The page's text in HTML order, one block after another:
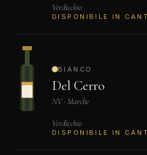
Verdicchio
DISPONIBILE IN
BIANCO
Del Cerro
NV · Marche
Verdicchio
DISPONIBILE IN